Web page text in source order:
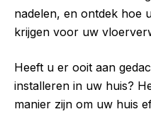
nadelen, en ontdek hoe
krijgen voor uw
Heeft u er ooit aan
installeren in uw huis?
manier zijn om uw huis